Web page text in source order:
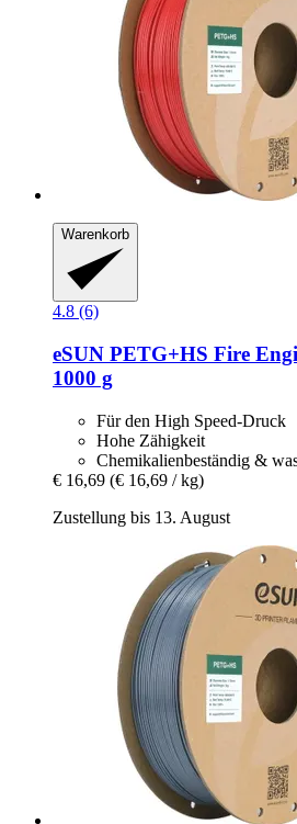
Warenkorb
4.8 (6)
eSUN PETG+HS Fire
1000 g
Für den High Speed-Druck
Hohe Zähigkeit
Chemikalienbeständig &
€ 16,69 (€ 16,69 / kg)
Zustellung bis 13. August